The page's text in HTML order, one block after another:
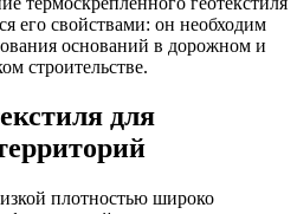
его свойствами: он необходим
оснований в дорожном и
строительстве.
для
плотностью широко